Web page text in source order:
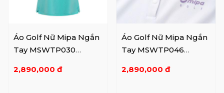
Áo Golf Nữ Mipa Ngắn
Tay MSWTP030
2,890,000 đ
Áo Golf Nữ Mipa Ngắn
Tay MSWTP046
2,890,000 đ